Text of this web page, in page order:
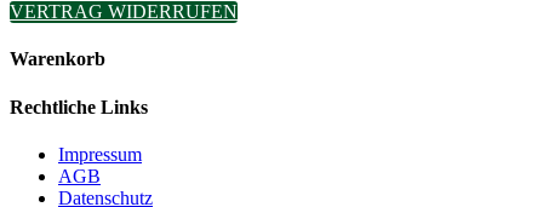
VERTRAG WIDERRUFEN
Warenkorb
Rechtliche Links
Impressum
AGB
Datenschutz